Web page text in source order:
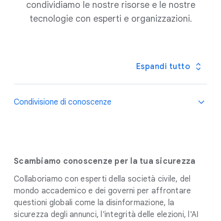
condividiamo le nostre risorse e le nostre
tecnologie con esperti e organizzazioni.
Espandi tutto
Condivisione di conoscenze
Scambiamo conoscenze per la tua sicurezza
Collaboriamo con esperti della società civile, del
mondo accademico e dei governi per affrontare
questioni globali come la disinformazione, la
sicurezza degli annunci, l'integrità delle elezioni, l'AI